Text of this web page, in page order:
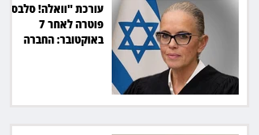
עורכת "וואלה! סלבס"
פוטרה לאחר 7
באוקטובר: החברה